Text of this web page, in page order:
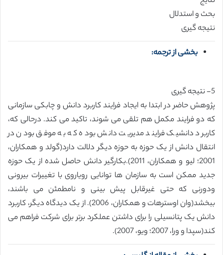
بحث و استدلال
نتیجه گیری
بخشی از ترجمه:
5- نتیجه گیری
پژوهش حاضر در ابتدا به ایجاد فرایند کاربرد دانش و چابکی سازمانی
که دو فرایند مکمل هم تلقی می شوند، تاکید می کند. درحالی که،
کاربرد دانشیک فرایند مدیریت دانش بوده که به موفق بودن در
انتقال دانش از یک حوزه به حوزه دیگر دلالت دارد(گولد و همکاران،
2001؛ لیو و همکاران، 2011).بکارگیر دانش حاصل شده از یک حوزه
جدید ممکن است به سازمان ها توانایی رویاروی با تغییرات بیرونی
ودورنی که حتی غیرقابل پیش بینی و نامطمئن می باشند،
ببخشد(وان اوسترهات و همکاران، 2006). از یک دیدگاه دیگر، کاربرد
دانش یک پتانسیلی را برای داشتن عملکرد برتر برای شرکت فراهم می
کند(سپدا و ورا، 2007؛ ویو، 2007).